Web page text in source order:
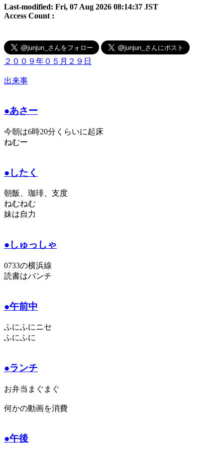
Last-modified: Fri, 07 Aug 2026 08:14:37 JST
Access Count :
２００９年０５月２９日
出来事
●あさー
今朝は6時20分くらいに起床
ねむー
●したく
朝飯、珈琲、支度
ねむねむ
妹は自力
●しゅっしゃ
0733の横浜線
読書はバンチ
●午前中
ふにふにニセ
ふにふに
●ランチ
お弁当まぐまぐ
何かの動画を消費
●午後